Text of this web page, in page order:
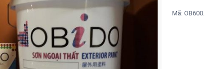
Mã:OB600.